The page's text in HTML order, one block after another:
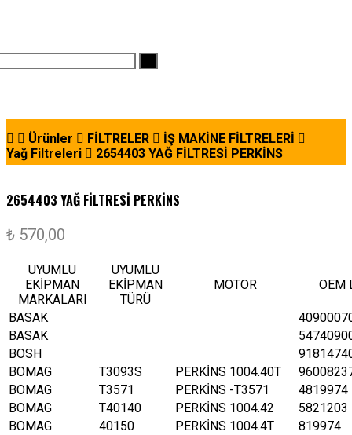
Ürünler FİLTRELER
İŞ MAKİNE FİLTRELERİ
Yağ Filtreleri
2654403 YAĞ FİLTRESİ PERKİNS
2654403 YAĞ FİLTRESİ PERKİNS
₺ 570,00
UYUMLU
EKİPMAN
MARKALARI
UYUMLU
EKİPMAN
TÜRÜ
MOTOR OEM
BASAK
BASAK
BOSH
BOMAG
T3093S PERKİNS 1004.40T
BOMAG
T3571 PERKİNS -T3571
4819974
BOMAG
T40140 PERKİNS 1004.42
5821203
BOMAG
40150 PERKİNS 1004.4T
819974